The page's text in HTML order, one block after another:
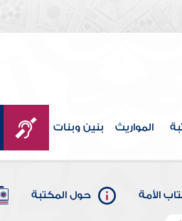
المواريث بنين وبنات
الأمة حول المكتبة